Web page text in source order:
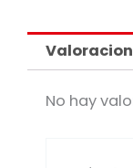
No hay